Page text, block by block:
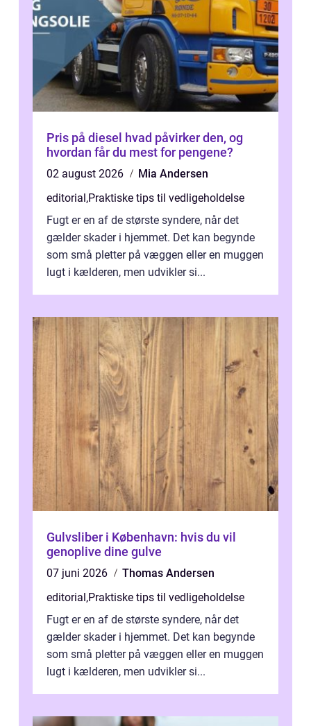
Pris på diesel hvad påvirker den, og
hvordan får du mest for pengene?
02 august 2026
Mia Andersen
editorial,Praktiske tips til vedligeholdelse
Fugt er en af de største syndere, når det
gælder skader i hjemmet. Det kan begynde
som små pletter på væggen eller en muggen
lugt i kælderen, men udvikler si...
Gulvsliber i København: hvis du vil
genoplive dine gulve
07 juni 2026
Thomas Andersen
editorial,Praktiske tips til vedligeholdelse
Fugt er en af de største syndere, når det
gælder skader i hjemmet. Det kan begynde
som små pletter på væggen eller en muggen
lugt i kælderen, men udvikler si...